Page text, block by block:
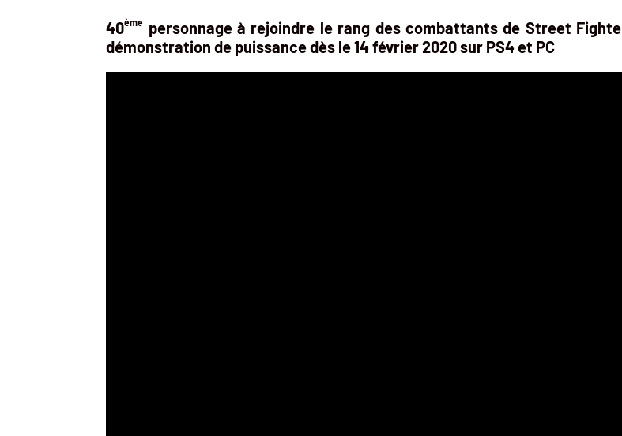
40ème personnage à rejoindre le rang des combattants de Street
démonstration de puissance dès le 14 février 2020 sur PS4 et PC